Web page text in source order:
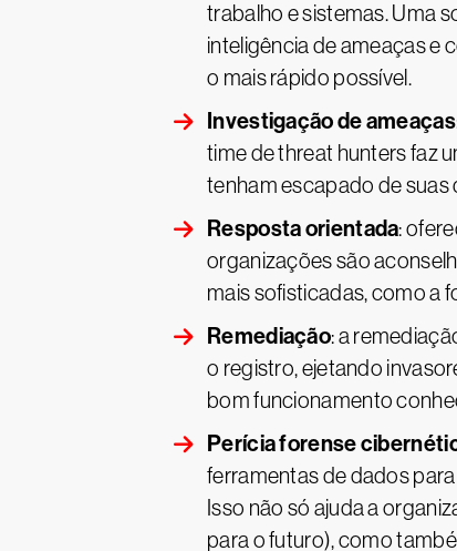
trabalho e sistemas. Uma
inteligência de ameaças e
o mais rápido possível.
Investigação de ameaças
time de threat hunters faz
tenham escapado de suas
Resposta orientada:
organizações são
mais sofisticadas, como a
Remediação: a
o registro, ejetando
bom funcionamento
Perícia forense
ferramentas de dados
Isso não só ajuda a
para o futuro), como